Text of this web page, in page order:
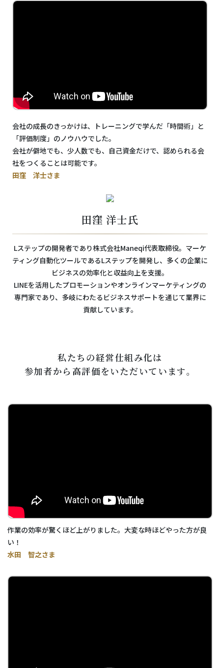
会社の成長のきっかけは、トレーニングで学んだ「時間術」と
「評価制度」のノウハウでした。
会社が僻地でも、少人数でも、自己資金だけで、認められる会
社をつくることは可能です。
田窪 洋士さま
田窪 洋士氏
Lステップの開発者であり株式会社Maneqi代表取締役。マーケ
ティング自動化ツールであるLステップを開発し、多くの企業に
ビジネスの効率化と収益向上を支援。
LINEを活用したプロモーションやオンラインマーケティングの
専門家であり、多岐にわたるビジネスサポートを通じて業界に
貢献しています。
私たちの経営仕組み化は
参加者から高評価をいただいています。
作業の効率が驚くほど上がりました。大変な時ほどやった方が良
い！
水田 智之さま